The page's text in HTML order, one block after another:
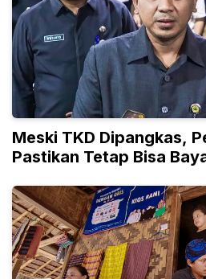
Meski TKD Dipangkas,
Pastikan Tetap Bisa